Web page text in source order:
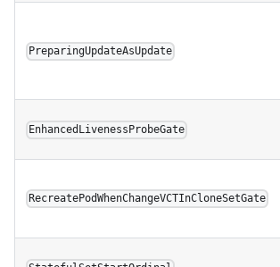
PreparingUpdateAsUpdate
EnhancedLivenessProbeGate
RecreatePodWhenChangeVCTInCloneSetGate